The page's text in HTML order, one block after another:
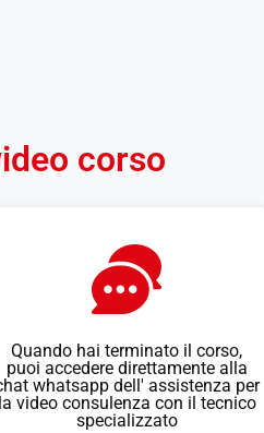
corso
Quando hai terminato il corso,
puoi accedere direttamente alla
whatsapp dell' assistenza per
la video consulenza con il tecnico
specializzato